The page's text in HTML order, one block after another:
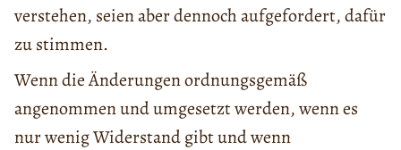
verstehen, seien aber dennoch aufgefordert, dafür
zu stimmen.
Wenn die Änderungen ordnungsgemäß
angenommen und umgesetzt werden, wenn es
nur wenig Widerstand gibt und wenn